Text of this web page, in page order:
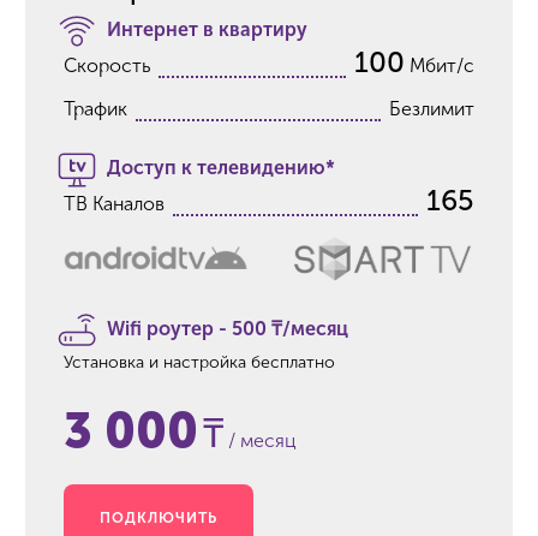
Интернет в квартиру
Скорость
100 Мбит/с
Трафик
Безлимит
Доступ к телевидению*
ТВ Каналов
165
Wifi роутер - 500 ₸/месяц
Установка и настройка бесплатно
3 000₸ / месяц
ПОДКЛЮЧИТЬ